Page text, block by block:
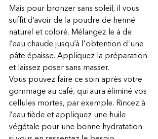
Mais pour bronzer sans soleil, il vous
suffit d’avoir de la poudre de henné
naturel et coloré. Mélangez le à de
l’eau chaude jusqu’à l'obtention d'une
pâte épaisse. Appliquez la préparation
et laissez poser sans masser.
Vous pouvez faire ce soin après votre
gommage au café, qui aura éliminé vos
cellules mortes, par exemple. Rincez à
l’eau tiède et appliquez une huile
végétale pour une bonne hydratation